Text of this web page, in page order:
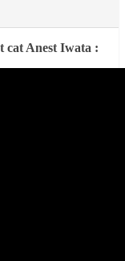
cat Anest Iwata :